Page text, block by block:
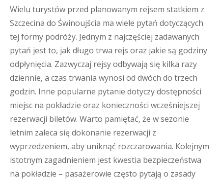
Wielu turystów przed planowanym rejsem statkiem z
Szczecina do Świnoujścia ma wiele pytań dotyczących
tej formy podróży. Jednym z najczęściej zadawanych
pytań jest to, jak długo trwa rejs oraz jakie są godziny
odpłynięcia. Zazwyczaj rejsy odbywają się kilka razy
dziennie, a czas trwania wynosi od dwóch do trzech
godzin. Inne popularne pytanie dotyczy dostępności
miejsc na pokładzie oraz konieczności wcześniejszej
rezerwacji biletów. Warto pamiętać, że w sezonie
letnim zaleca się dokonanie rezerwacji z
wyprzedzeniem, aby uniknąć rozczarowania. Kolejnym
istotnym zagadnieniem jest kwestia bezpieczeństwa
na pokładzie – pasażerowie często pytają o zasady